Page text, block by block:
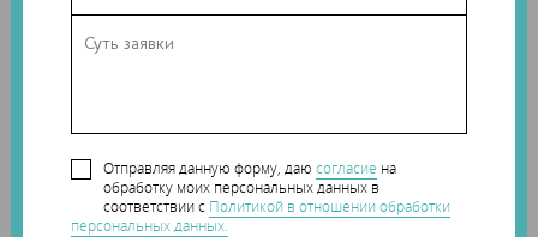
Отправляя данную форму, даюсогласие на
обработку моих персональных данных в
соответствии с Политикой в отношении обработки
персональных данных.